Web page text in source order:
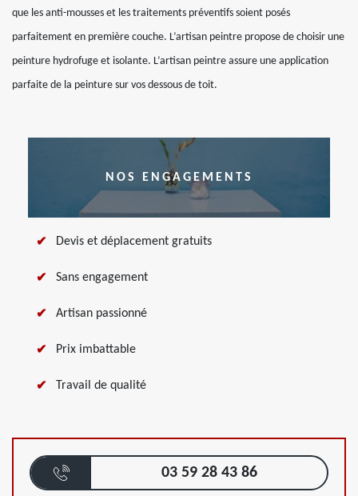
que les anti-mousses et les traitements préventifs soient posés
parfaitement en première couche. L’artisan peintre propose de choisir une
peinture hydrofuge et isolante. L’artisan peintre assure une application
parfaite de la peinture sur vos dessous de toit.
NOS ENGAGEMENTS
Devis et déplacement gratuits
Sans engagement
Artisan passionné
Prix imbattable
Travail de qualité
03 59 28 43 86